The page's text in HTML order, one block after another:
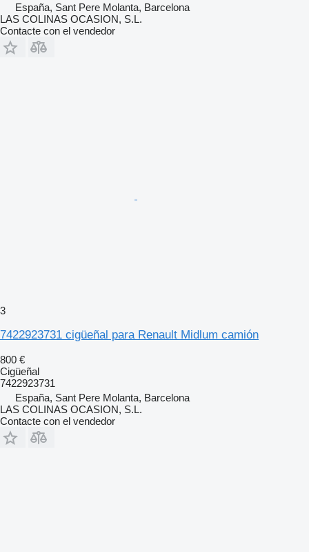
España, Sant Pere Molanta, Barcelona
LAS COLINAS OCASION, S.L.
Contacte con el vendedor
3
7422923731 cigüeñal para Renault Midlum camión
800 €
Cigüeñal
7422923731
España, Sant Pere Molanta, Barcelona
LAS COLINAS OCASION, S.L.
Contacte con el vendedor